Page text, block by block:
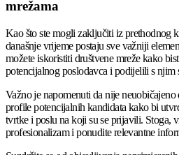
mrežama
Kao što ste mogli zaključiti iz prethodnog
današnje vrijeme postaju sve važniji
možete iskoristiti društvene mreže kako
potencijalnog poslodavca i podijelili s njim
Važno je napomenuti da nije
profile potencijalnih kandidata kako bi
tvrtke i poslu na koji su se prijavili. Stoga,
profesionalizam i ponudite relevantne